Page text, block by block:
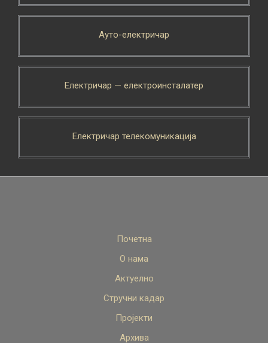
Ауто-електричар
Електричар — електроинсталатер
Електричар телекомуникација
Почетна
О нама
Актуелно
Стручни кадар
Пројекти
Архива